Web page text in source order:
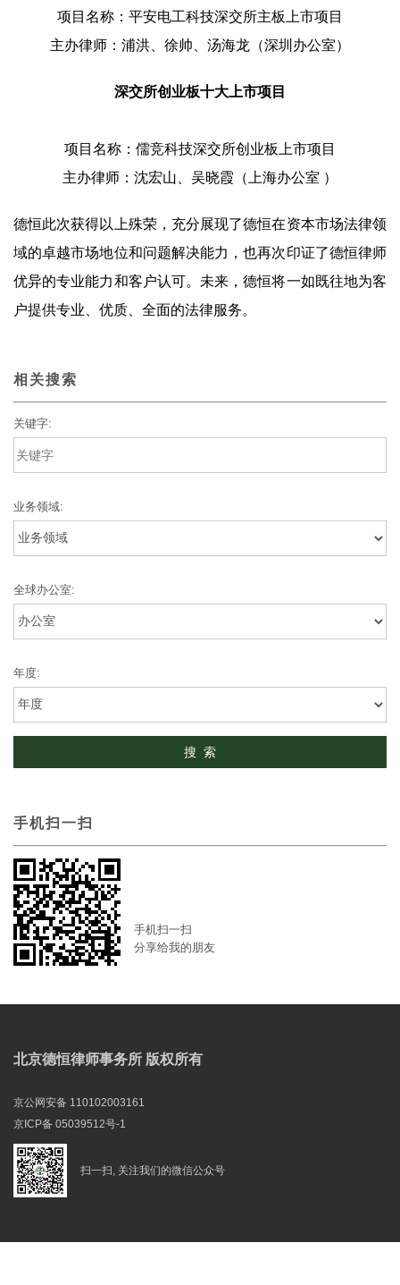
项目名称：平安电工科技深交所主板上市项目
主办律师：浦洪、徐帅、汤海龙（深圳办公室）
深交所创业板十大上市项目
项目名称：儒竞科技深交所创业板上市项目
主办律师：沈宏山、吴晓霞（上海办公室 ）
德恒此次获得以上殊荣，充分展现了德恒在资本市场法律领
域的卓越市场地位和问题解决能力，也再次印证了德恒律师
优异的专业能力和客户认可。未来，德恒将一如既往地为客
户提供专业、优质、全面的法律服务。
相关搜索
关键字:
业务领域:
全球办公室:
年度:
手机扫一扫
手机扫一扫
分享给我的朋友
北京德恒律师事务所 版权所有
京公网安备 110102003161
京ICP备 05039512号-1
扫一扫, 关注我们的微信公众号